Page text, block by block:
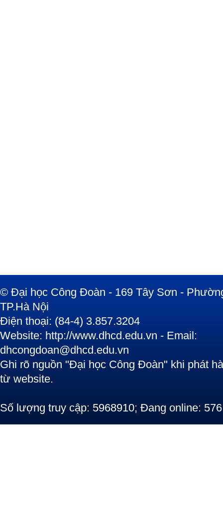
© Đại học Công Đoàn - 169 Tây Sơn -
TP.Hà Nội
Điện thoại: (84-4) 3.857.3204
Website: http://www.dhcd.edu.vn - Email:
dhcongdoan@dhcd.edu.vn
Ghi rõ nguồn "Đại học Công Đoàn" khi phát
từ website.
Số lượng truy cập: 5968910; Đang online: 576